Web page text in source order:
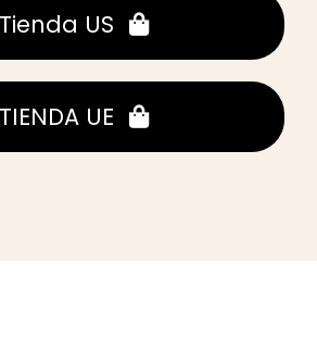
Tienda US
TIENDA UE